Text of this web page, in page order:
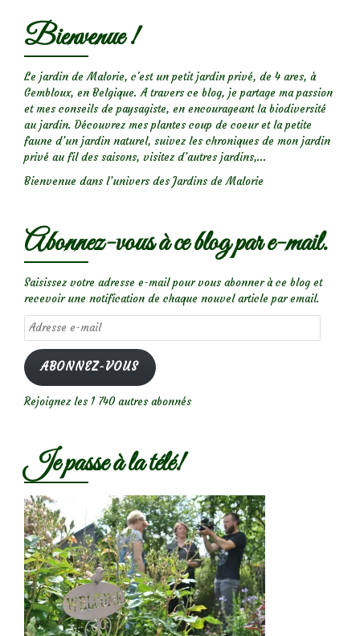
Bienvenue !
Le jardin de Malorie, c'est un petit jardin privé, de 4 ares, à
Gembloux, en Belgique. A travers ce blog, je partage ma passion
et mes conseils de paysagiste, en encourageant la biodiversité
au jardin. Découvrez mes plantes coup de coeur et la petite
faune d’un jardin naturel, suivez les chroniques de mon jardin
privé au fil des saisons, visitez d’autres jardins,...
Bienvenue dans l’univers des Jardins de Malorie
Abonnez-vous à ce blog par e-mail.
Saisissez votre adresse e-mail pour vous abonner à ce blog et
recevoir une notification de chaque nouvel article par email.
Adresse
e-
mail
ABONNEZ-VOUS
Rejoignez les 1 740 autres abonnés
Je passe à la télé!